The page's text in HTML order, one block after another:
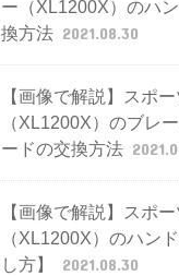
ー（XL1200X）のハ
換方法 2021.08.30
【画像で解説】スポ
（XL1200X）のブレ
ードの交換方法
【画像で解説】スポ
（XL1200X）のハン
し方】
2021.08.30